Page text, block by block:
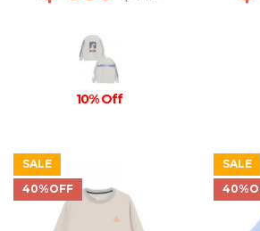
10% Off
SALE
40%OFF
SALE